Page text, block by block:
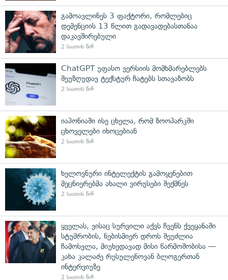
გამოავლინეს 3 ფაქტორი, რომლებიც
დემენციის 13 წლით გადავადებასთანაა
დაკავშირებული
2 საათის წინ
ChatGPT უფასო ვერსიის მომხმარებლებს
შეუზღუდავ ტექსტურ ჩატებს სთავაზობს
2 საათის წინ
იაპონიაში ისე ცხელა, რომ ზოოპარკში
ცხოველები იხოცებიან
2 საათის წინ
ხელოვნური ინტელექტის გამოყენებით
მეცნიერებმა ახალი ვირუსები შექმნეს
2 საათის წინ
ყველას, ვისაც სურვილი აქვს ჩვენს ქვეყანაში
სტუმრობის, ნებისმიერ დროს შეუძლია
ჩამოსვლა, მიუხედავად მისი წარმოშობისა —
კახა კალაძე რუსულენოვან ბლოგერთან
ინტერვიუზე
2 საათის წინ